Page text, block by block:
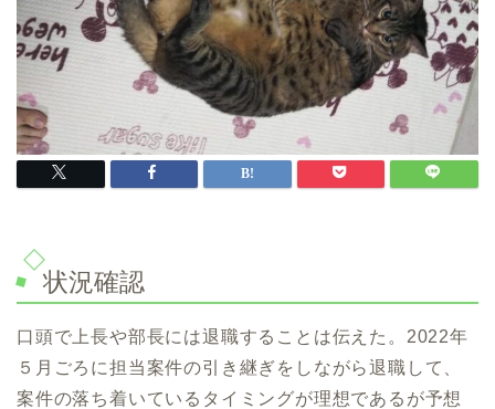
状況確認
口頭で上長や部長には退職することは伝えた。2022年
５月ごろに担当案件の引き継ぎをしながら退職して、
案件の落ち着いているタイミングが理想であるが予想